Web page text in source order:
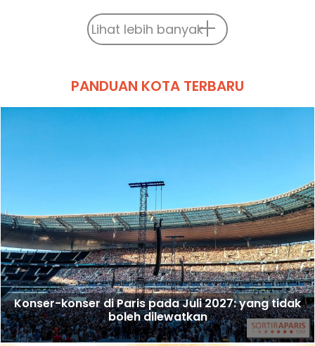
Lihat lebih banyak
PANDUAN KOTA TERBARU
Konser-konser di Paris pada Juli 2027: yang tidak
boleh dilewatkan